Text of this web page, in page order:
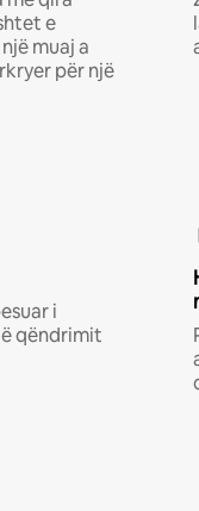
e
muaj a
për një
i
qëndrimit